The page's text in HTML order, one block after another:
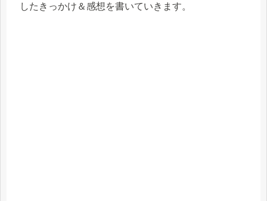
したきっかけ＆感想を書いていきます。